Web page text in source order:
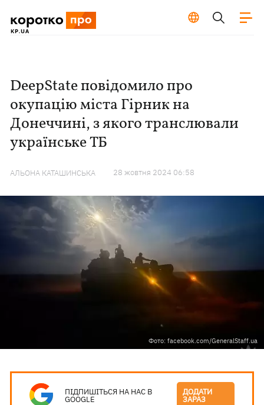
DeepState повідомило про
окупацію міста Гірник на
Донеччині, з якого транслювали
українське ТБ
АЛЬОНА КАТАШИНСЬКА 28 жовтня 2024 06:58
Фото: facebook.com/GeneralStaff.ua
ПІДПИШІТЬСЯ НА НАС В
GOOGLE
ДОДАТИ
ЗАРАЗ